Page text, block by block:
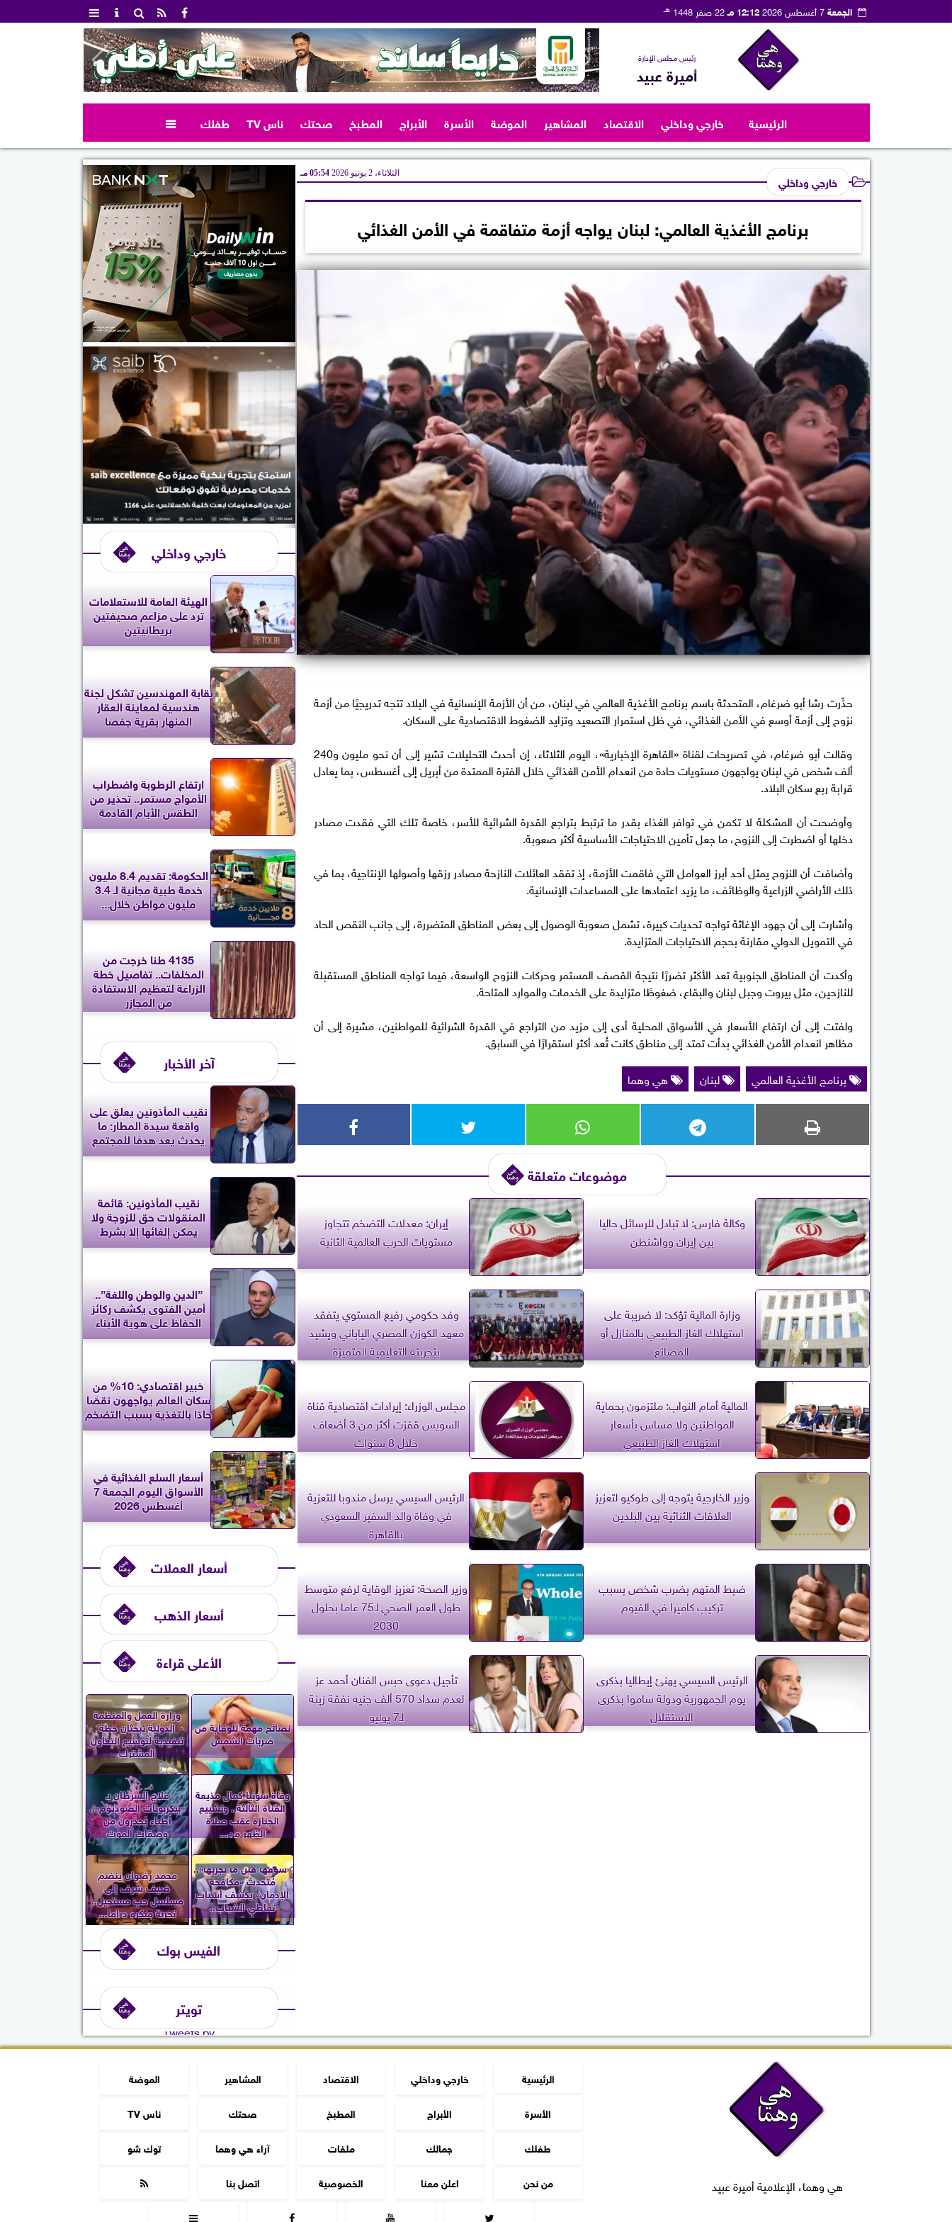
الجمعة7 أغسطس 2026 12:12 مـ 22 صفر 1448 هـ
رئيس مجلس الإدارة
أميرة عبيد
الرئيسية خارجي وداخلي الاقتصاد المشاهير الموضة الأسرة الأبراج المطبخ صحتك ناس TV طفلك 
خارجي وداخلي الثلاثاء، 2 يونيو 2026 05:54 مـ
برنامج الأغذية العالمي: لبنان يواجه أزمة متفاقمة في الأمن الغذائي
حذّرت رشا أبو ضرغام، المتحدثة باسم برنامج الأغذية العالمي في لبنان، من أن الأزمة الإنسانية في البلاد تتجه تدريجيًا من أزمة
نزوح إلى أزمة أوسع في الأمن الغذائي، في ظل استمرار التصعيد وتزايد الضغوط الاقتصادية على السكان.
وقالت أبو ضرغام، في تصريحات لقناة «القاهرة الإخبارية»، اليوم الثلاثاء، إن أحدث التحليلات تشير إلى أن نحو مليون و240
ألف شخص في لبنان يواجهون مستويات حادة من انعدام الأمن الغذائي خلال الفترة الممتدة من أبريل إلى أغسطس، بما يعادل
قرابة ربع سكان البلاد.
وأوضحت أن المشكلة لا تكمن في توافر الغذاء بقدر ما ترتبط بتراجع القدرة الشرائية للأسر، خاصة تلك التي فقدت مصادر
دخلها أو اضطرت إلى النزوح، ما جعل تأمين الاحتياجات الأساسية أكثر صعوبة.
وأضافت أن النزوح يمثل أحد أبرز العوامل التي فاقمت الأزمة، إذ تفقد العائلات النازحة مصادر رزقها وأصولها الإنتاجية، بما في
ذلك الأراضي الزراعية والوظائف، ما يزيد اعتمادها على المساعدات الإنسانية.
وأشارت إلى أن جهود الإغاثة تواجه تحديات كبيرة، تشمل صعوبة الوصول إلى بعض المناطق المتضررة، إلى جانب النقص الحاد
في التمويل الدولي مقارنة بحجم الاحتياجات المتزايدة.
وأكدت أن المناطق الجنوبية تعد الأكثر تضررًا نتيجة القصف المستمر وحركات النزوح الواسعة، فيما تواجه المناطق المستقبلة
للنازحين، مثل بيروت وجبل لبنان والبقاع، ضغوطًا متزايدة على الخدمات والموارد المتاحة.
ولفتت إلى أن ارتفاع الأسعار في الأسواق المحلية أدى إلى مزيد من التراجع في القدرة الشرائية للمواطنين، مشيرة إلى أن
مظاهر انعدام الأمن الغذائي بدأت تمتد إلى مناطق كانت تُعد أكثر استقرارًا في السابق.
برنامج الأغذية العالمي
لبنان هي وهما
موضوعات متعلقة
وكالة فارس: لا تبادل للرسائل حاليا
بين إيران وواشنطن
إيران: معدلات التضخم تتجاوز
مستويات الحرب العالمية الثانية
وزارة المالية تؤكد: لا ضريبة على
استهلاك الغاز الطبيعي بالمنازل أو
المصانع
وفد حكومي رفيع المستوي يتفقد
معهد الكوزن المصري الياباني ويشيد
بتجربته التعليمية المتميزة
المالية أمام النواب: ملتزمون بحماية
المواطنين ولا مساس بأسعار
استهلاك الغاز الطبيعي
مجلس الوزراء: إيرادات اقتصادية قناة
السويس قفزت أكثر من 3 أضعاف
خلال 8 سنوات
وزير الخارجية يتوجه إلى طوكيو لتعزيز
العلاقات الثنائية بين البلدين
الرئيس السيسي يرسل مندوبا للتعزية
في وفاة والد السفير السعودي
بالقاهرة
ضبط المتهم بضرب شخص بسبب
تركيب كاميرا في الفيوم
‎وزير الصحة: تعزيز الوقاية لرفع متوسط
طول العمر الصحي لـ75 عاما بحلول
2030
الرئيس السيسي يهنئ إيطاليا بذكرى
يوم الجمهورية ودولة ساموا بذكرى
الاستقلال
تأجيل دعوى حبس الفنان أحمد عز
لعدم سداد 570 ألف جنيه نفقة زينة
لـ7 يوليو
خارجي وداخلي
الهيئة العامة للاستعلامات
ترد على مزاعم صحيفتين
بريطانيتين
نقابة المهندسين تشكل لجنة
هندسية لمعاينة العقار
المنهار بقرية جفصا
ارتفاع الرطوبة واضطراب
الأمواج مستمر.. تحذير من
الطقس الأيام القادمة
الحكومة: تقديم 8.4 مليون
خدمة طبية مجانية لـ 3.4
مليون مواطن خلال...
4135 طنا خرجت من
المخلفات.. تفاصيل خطة
الزراعة لتعظيم الاستفادة
من المجازر
آخر الأخبار
نقيب المأذونين يعلق على
واقعة سيدة المطار: ما
يحدث يعد هدمًا للمجتمع
نقيب المأذونين: قائمة
المنقولات حق للزوجة ولا
يمكن إلغائها إلا بشرط
”الدين والوطن واللغة”..
أمين الفتوى يكشف ركائز
الحفاظ على هوية الأبناء
خبير اقتصادي: 10% من
سكان العالم يواجهون نقصًا
حادًا بالتغذية بسبب التضخم
أسعار السلع الغذائية في
الأسواق اليوم الجمعة 7
أغسطس 2026
أسعار العملات
أسعار الذهب
الأعلى قراءة
نصائح مهمة للوقاية من
ضربات الشمس
وزارة العمل والمنظمة
الدولية تبحثان خطة
تنفيذية لتوسيع التعاون
المشترك
وفاة سونيا كمال مذيعة
القناة الثالثة.. وتشييع
الجنازة عقب صلاة
الظهر من...
علاج السرطان بـ
«بيكربونات الصوديوم»..
أطباء يُحذّرون من
وصفات الموت
«شوفها قبل ما تجربها»..
مُتحدث «مكافحة
الإدمان» يكشف أسباب
تعاطي الشباب..
ويُعلن...
محمد رضوان ينضم
ضيف شرف إلى
مسلسل حب مستحيل..
تجربة ميكرو دراما...
الفيس بوك
تويتر
Tweets by
هي وهما، الإعلامية أميرة عبيد
الرئيسية خارجي وداخلي الاقتصاد المشاهير
الموضة
الأسرة
الأبراج المطبخ صحتك
ناس TV
طفلك
جمالك ملفات آراء هي وهما
توك شو
من نحن
اعلن معنا الخصوصية اتصل بنا




